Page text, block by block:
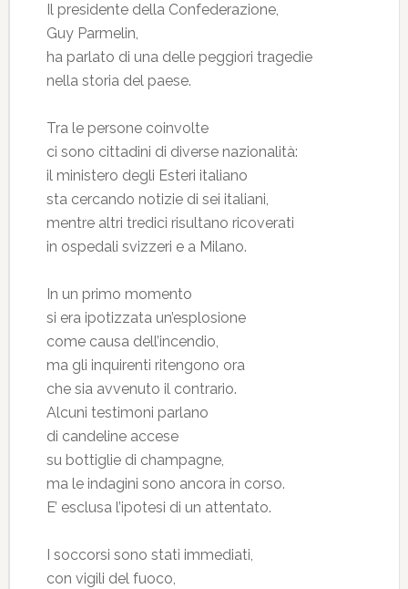
Il presidente della Confederazione,
Guy Parmelin,
ha parlato di una delle peggiori tragedie
nella storia del paese.
Tra le persone coinvolte
ci sono cittadini di diverse nazionalità:
il ministero degli Esteri italiano
sta cercando notizie di sei italiani,
mentre altri tredici risultano ricoverati
in ospedali svizzeri e a Milano.
In un primo momento
si era ipotizzata un’esplosione
come causa dell’incendio,
ma gli inquirenti ritengono ora
che sia avvenuto il contrario.
Alcuni testimoni parlano
di candeline accese
su bottiglie di champagne,
ma le indagini sono ancora in corso.
E’ esclusa l’ipotesi di un attentato.
I soccorsi sono stati immediati,
con vigili del fuoco,